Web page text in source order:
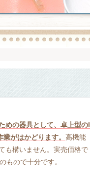
めの器具として、卓上型のI
がはかどります。 高機能
も構いません。実売価格で
もので十分です。